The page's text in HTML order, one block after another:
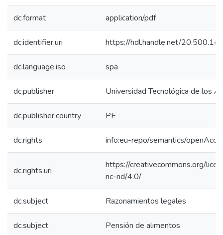
dc.format application/pdf
dc.identifier.uri https://hdl.handle.net/
dc.language.iso spa
dc.publisher Universidad Tecnológica de los
dc.publisher.country PE
dc.rights info:eu-repo/semantics/
dc.rights.uri
https://creativecommons.org/
nc-nd/4.0/
dc.subject Razonamientos legales
dc.subject Pensión de alimentos